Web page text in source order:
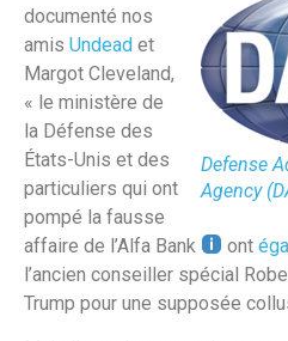
Defense
Agency
documenté nos
amis Undead et
Margot Cleveland,
« le ministère de
la Défense des
États-Unis et des
particuliers qui ont
pompé la fausse
affaire de l’Alfa Bank
ont
l’ancien conseiller spécial
Trump pour une supposée